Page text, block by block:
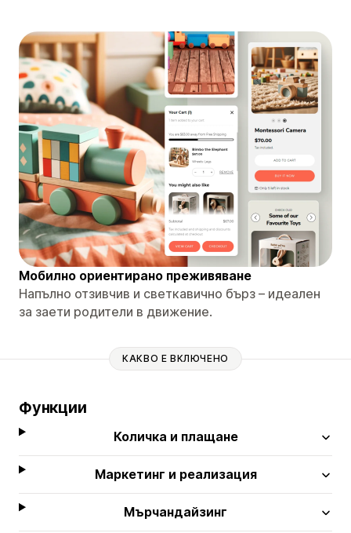
Мобилно ориентирано преживяване
Напълно отзивчив и светкавично бърз – идеален
за заети родители в движение.
КАКВО Е ВКЛЮЧЕНО
Функции
Количка и плащане
Маркетинг и реализация
Мърчандайзинг